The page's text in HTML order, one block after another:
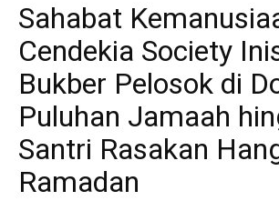
Sahabat
Cendekia Society
Bukber Pelosok di
Puluhan Jamaah
Santri Rasakan
Ramadan